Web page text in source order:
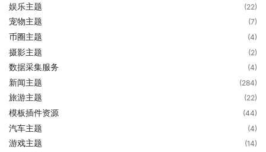
娱乐主题 (22)
宠物主题 (7)
币圈主题 (4)
摄影主题 (2)
数据采集服务 (4)
新闻主题 (284)
旅游主题 (22)
模板插件资源 (44)
汽车主题 (4)
游戏主题 (14)